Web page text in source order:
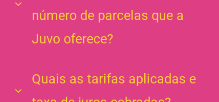
de alienação fiduciária.
número de parcelas que a
Juvo oferece?
Nossos empréstimos vão de R$ 700,00 a R$
4.500,00 e você tem a opção de pagar em 9, 10,
Quais as tarifas aplicadas e